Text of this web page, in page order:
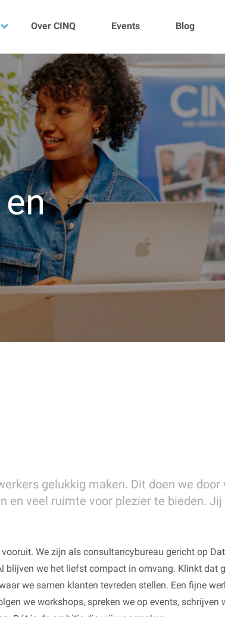
Over CINQ Events Blog
en
gelukkig maken. Dit doen we door
en veel ruimte voor plezier te bieden.
We zijn als consultancybureau gericht op
blijven we het liefst compact in omvang. Klinkt dat
we samen klanten tevreden stellen. Een fijne
we workshops, spreken we op events, schrijven